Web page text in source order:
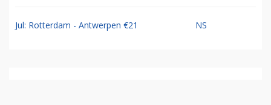
Jul: Rotterdam - Antwerpen €21 NS